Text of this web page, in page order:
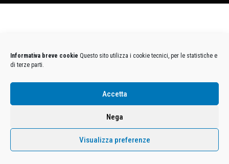
Informativa breve cookie Questo sito utilizza i cookie tecnici, per le statistiche e
di terze parti.
Accetta
Nega
Visualizza preferenze